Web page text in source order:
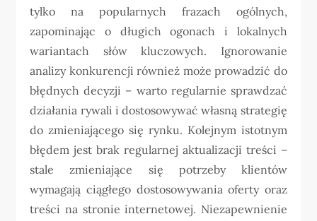
tylko na popularnych frazach ogólnych,
zapominając o długich ogonach i lokalnych
wariantach słów kluczowych. Ignorowanie
analizy konkurencji również może prowadzić do
błędnych decyzji – warto regularnie sprawdzać
działania rywali i dostosowywać własną strategię
do zmieniającego się rynku. Kolejnym istotnym
błędem jest brak regularnej aktualizacji treści –
stale zmieniające się potrzeby klientów
wymagają ciągłego dostosowywania oferty oraz
treści na stronie internetowej. Niezapewnienie